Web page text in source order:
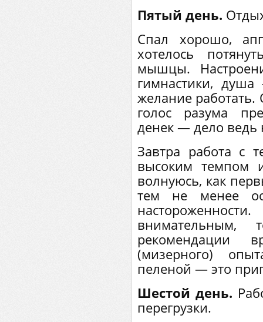
Пятый день.
Спал хорошо,
хотелось
мышцы.
гимнастики,
желание
голос разума
денек — дело ведь
Завтра работа с
высоким темпом
волнуюсь, как
тем не менее
внимательным,
рекомендации
(мизерного)
пеленой — это
Шестой день.
перегрузки.